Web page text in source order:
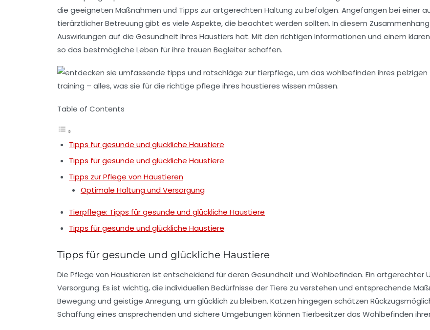
die geeigneten Maßnahmen und Tipps zur artgerechten Haltung zu befolgen. Angefangen bei einer
tierärztlicher Betreuung gibt es viele Aspekte, die beachtet werden sollten. In diesem
Auswirkungen auf die Gesundheit Ihres Haustiers hat. Mit den richtigen Informationen und einem
so das bestmögliche Leben für ihre treuen Begleiter schaffen.
Table of Contents
Tipps für gesunde und glückliche Haustiere
Tipps für gesunde und glückliche Haustiere
Tipps zur Pflege von Haustieren
Optimale Haltung und Versorgung
Tierpflege: Tipps für gesunde und glückliche Haustiere
Tipps für gesunde und glückliche Haustiere
Tipps für gesunde und glückliche Haustiere
Die Pflege von Haustieren ist entscheidend für deren Gesundheit und Wohlbefinden. Ein artgerechter
Versorgung. Es ist wichtig, die individuellen Bedürfnisse der Tiere zu verstehen und entsprechende
Bewegung und geistige Anregung, um glücklich zu bleiben. Katzen hingegen schätzen
Schaffung eines ansprechenden und sichere Umgebungen können Tierbesitzer das Wohlbefinden